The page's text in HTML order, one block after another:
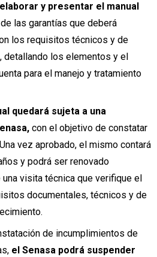
y presentar el manual
las garantías que deberá
los requisitos técnicos y de
detallando los elementos y el
para el manejo y tratamiento
quedará sujeta a una
con el objetivo de constatar
vez aprobado, el mismo contará
y podrá ser renovado
visita técnica que verifique el
documentales, técnicos y de
de incumplimientos de
el Senasa podrá suspender